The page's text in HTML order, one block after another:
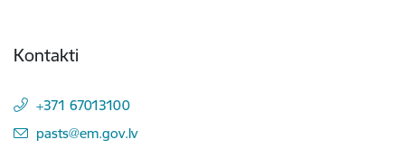
Kontakti
+371 67013100
E-pasts:
pasts@em.gov.lv